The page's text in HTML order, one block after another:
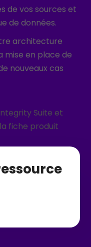
de vos sources et
de données.
architecture
mise en place de
nouveaux cas
Suite et
fiche produit